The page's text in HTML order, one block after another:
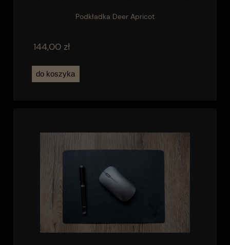
Podkładka Deer Apricot
144,00 zł
do koszyka